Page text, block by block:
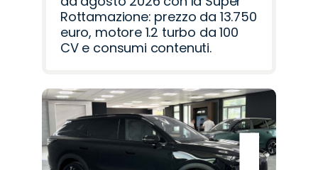
Rottamazione: prezzo da 13.750
euro, motore 1.2 turbo da 100
CV e consumi contenuti.